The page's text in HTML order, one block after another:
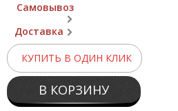
Самовывоз
Доставка
КУПИТЬ В ОДИН КЛИК
В КОРЗИНУ